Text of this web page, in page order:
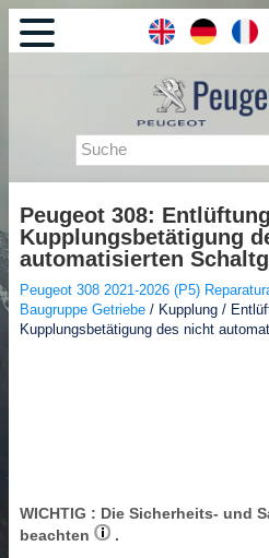
Peugeot 308:
Kupplungsbetätigung
automatisierten
Peugeot 308 2021-2026 (P5)
Baugruppe Getriebe / Kupplung /
Kupplungsbetätigung des nicht
WICHTIG : Die Sicherheits- und
beachten
.